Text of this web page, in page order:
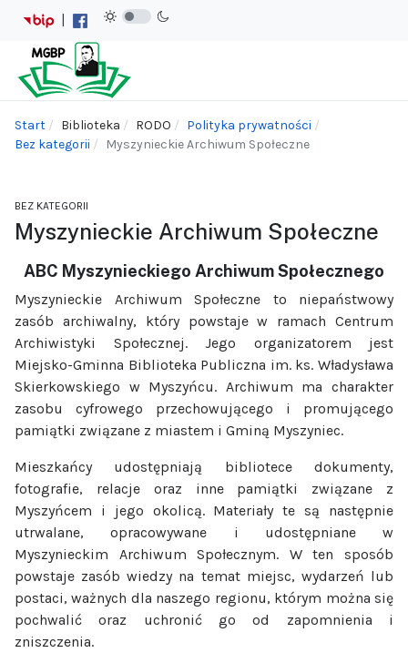
|
Start Biblioteka RODO
Polityka prywatności
Bez kategorii
Myszynieckie Archiwum Społeczne
BEZ KATEGORII
Myszynieckie Archiwum Społeczne
ABC Myszynieckiego Archiwum Społecznego
Myszynieckie Archiwum Społeczne to niepaństwowy
zasób archiwalny, który powstaje w ramach Centrum
Archiwistyki Społecznej. Jego organizatorem jest
Miejsko-Gminna Biblioteka Publiczna im. ks. Władysława
Skierkowskiego w Myszyńcu. Archiwum ma charakter
zasobu cyfrowego przechowującego i promującego
pamiątki związane z miastem i Gminą Myszyniec.
Mieszkańcy udostępniają bibliotece dokumenty,
fotografie, relacje oraz inne pamiątki związane z
Myszyńcem i jego okolicą. Materiały te są następnie
utrwalane, opracowywane i udostępniane w
Myszynieckim Archiwum Społecznym. W ten sposób
powstaje zasób wiedzy na temat miejsc, wydarzeń lub
postaci, ważnych dla naszego regionu, którym można się
pochwalić oraz uchronić go od zapomnienia i
zniszczenia.